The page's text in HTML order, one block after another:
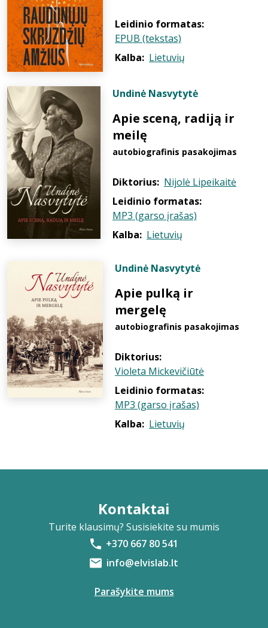
Leidinio formatas:
EPUB (tekstas)
Kalba: Lietuvių
Undinė Nasvytytė
Apie sceną, radiją ir
meilę
autobiografinis pasakojimas
Diktorius: Nijolė Lipeikaitė
Leidinio formatas:
MP3 (garso įrašas)
Kalba: Lietuvių
Undinė Nasvytytė
Apie pulką ir
mergelę
autobiografinis pasakojimas
Diktorius:
Violeta Mickevičiūtė
Leidinio formatas:
MP3 (garso įrašas)
Kalba: Lietuvių
Kontaktai
Turite klausimų? Susisiekite su mumis
+370 667 80 541
info@elvislab.lt
Parašykite mums